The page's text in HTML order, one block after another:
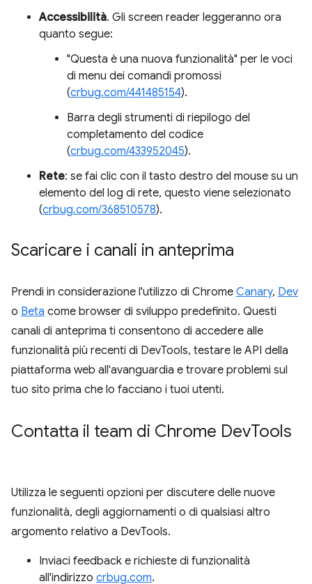
Accessibilità. Gli screen reader leggeranno ora
quanto segue:
"Questa è una nuova funzionalità" per le voci
di menu dei comandi promossi
(crbug.com/441485154).
Barra degli strumenti di riepilogo del
completamento del codice
(crbug.com/433952045).
Rete: se fai clic con il tasto destro del mouse su un
elemento del log di rete, questo viene selezionato
(crbug.com/368510578).
Scaricare i canali in anteprima
Prendi in considerazione l'utilizzo di Chrome Canary, Dev
o Beta come browser di sviluppo predefinito. Questi
canali di anteprima ti consentono di accedere alle
funzionalità più recenti di DevTools, testare le API della
piattaforma web all'avanguardia e trovare problemi sul
tuo sito prima che lo facciano i tuoi utenti.
Contatta il team di Chrome DevTools
Utilizza le seguenti opzioni per discutere delle nuove
funzionalità, degli aggiornamenti o di qualsiasi altro
argomento relativo a DevTools.
Inviaci feedback e richieste di funzionalità
all'indirizzo crbug.com.